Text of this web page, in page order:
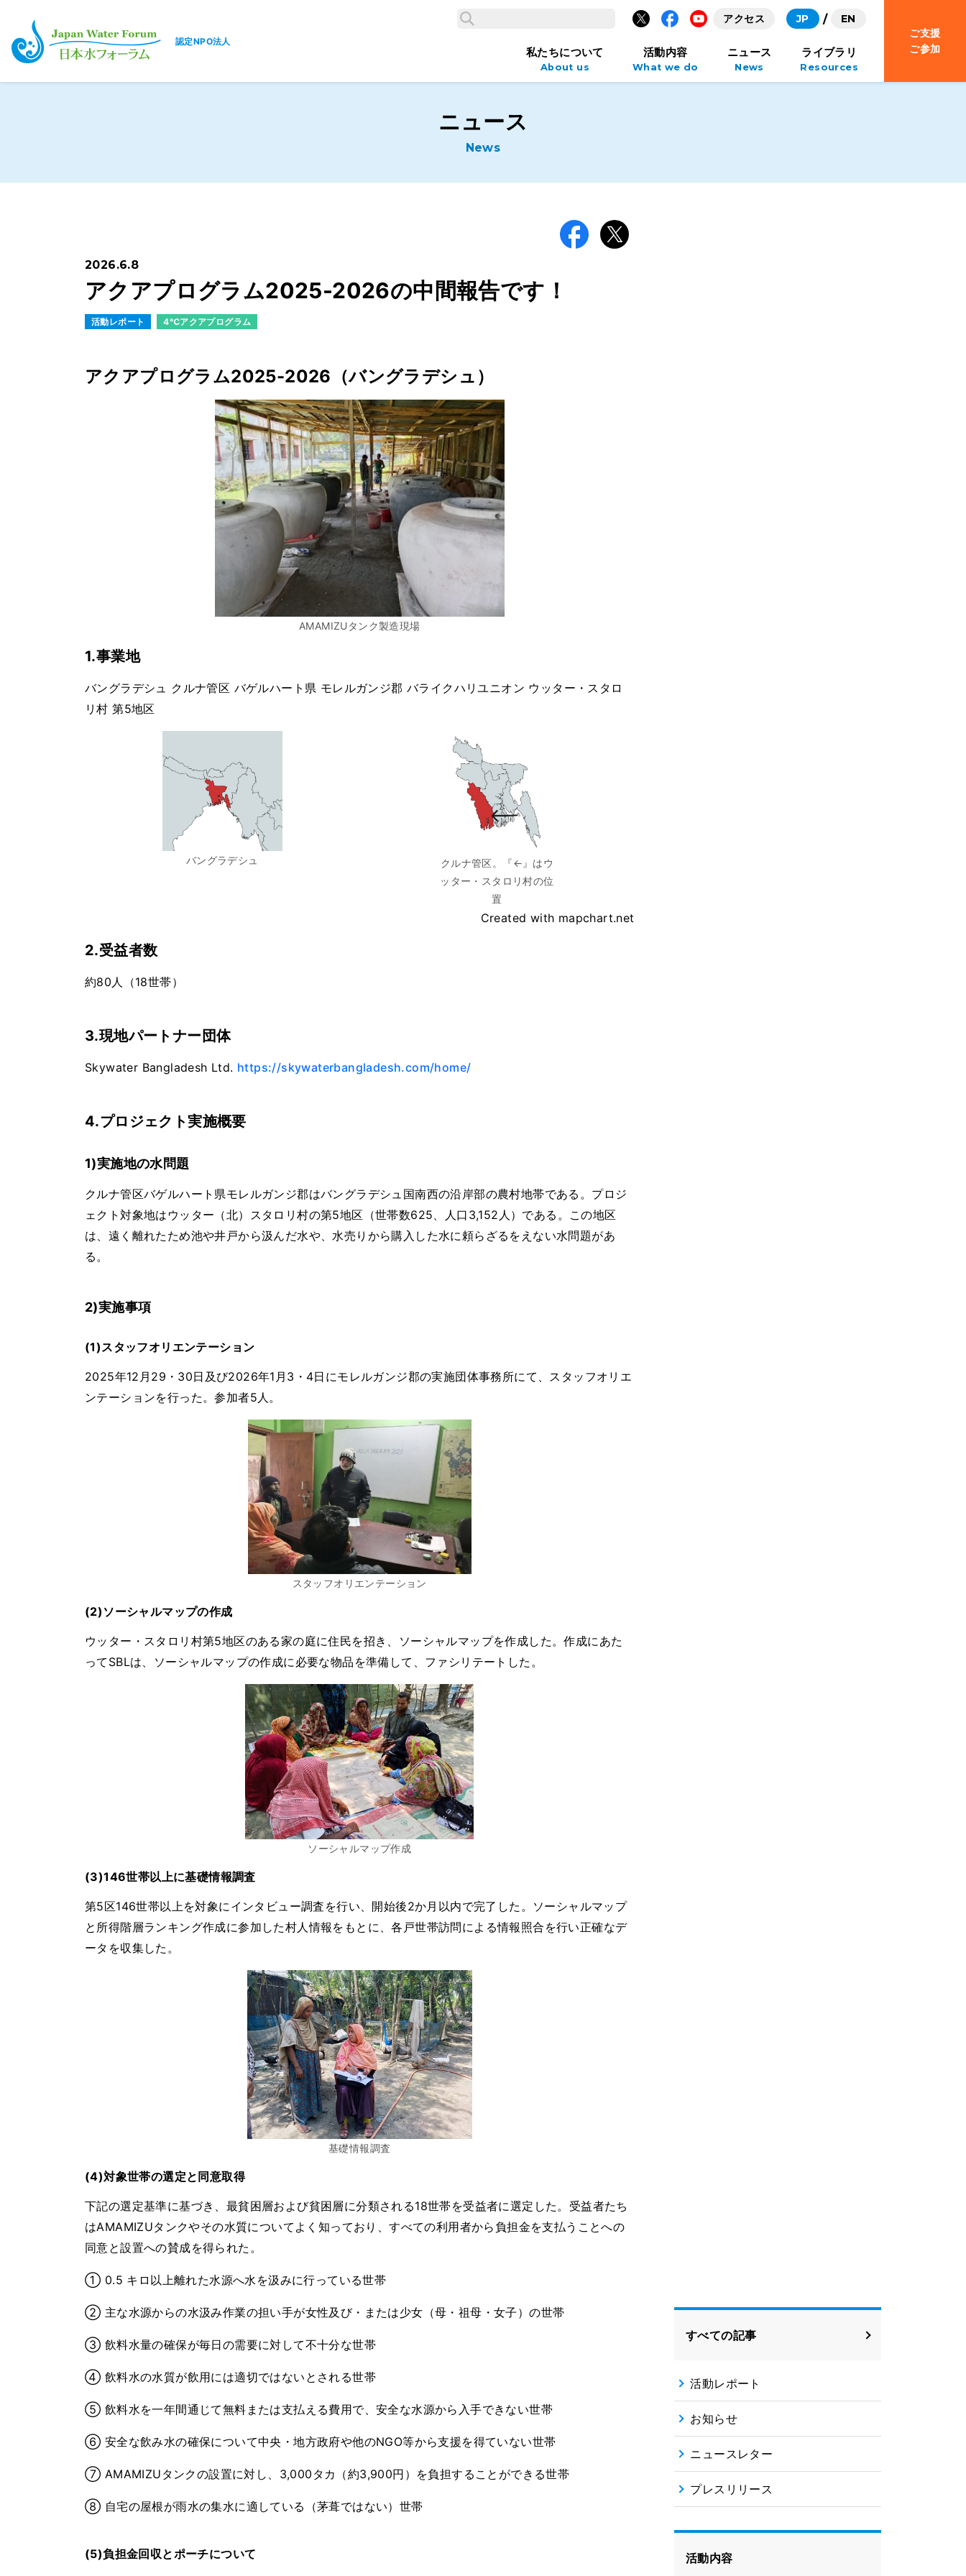
認定NPO法人
検索
アクセス EN
JP
私たちについて
About us
活動内容
What we do
ニュース
News
ライブラリ
Resources
ご支援
ご参加
ニュース
News
2026.6.8
アクアプログラム2025-2026の中間報告です！
活動レポート 4℃アクアプログラム
アクアプログラム2025-2026（バングラデシュ）
AMAMIZUタンク製造現場
1.事業地
バングラデシュ クルナ管区 バゲルハート県 モレルガンジ郡 バライクハリユニオン ウッター・スタロ
リ村 第5地区
バングラデシュ
クルナ管区。『←』はウ
ッター・スタロリ村の位
置
Created with mapchart.net
2.受益者数
約80人（18世帯）
3.現地パートナー団体
Skywater Bangladesh Ltd. https://skywaterbangladesh.com/home/
4.プロジェクト実施概要
1)実施地の水問題
クルナ管区バゲルハート県モレルガンジ郡はバングラデシュ国南西の沿岸部の農村地帯である。プロジ
ェクト対象地はウッター（北）スタロリ村の第5地区（世帯数625、人口3,152人）である。この地区
は、遠く離れたため池や井戸から汲んだ水や、水売りから購入した水に頼らざるをえない水問題があ
る。
2)実施事項
(1)スタッフオリエンテーション
2025年12月29・30日及び2026年1月3・4日にモレルガンジ郡の実施団体事務所にて、スタッフオリエ
ンテーションを行った。参加者5人。
スタッフオリエンテーション
(2)ソーシャルマップの作成
ウッター・スタロリ村第5地区のある家の庭に住民を招き、ソーシャルマップを作成した。作成にあた
ってSBLは、ソーシャルマップの作成に必要な物品を準備して、ファシリテートした。
ソーシャルマップ作成
(3)146世帯以上に基礎情報調査
第5区146世帯以上を対象にインタビュー調査を行い、開始後2か月以内で完了した。ソーシャルマップ
と所得階層ランキング作成に参加した村人情報をもとに、各戸世帯訪問による情報照合を行い正確なデ
ータを収集した。
基礎情報調査
(4)対象世帯の選定と同意取得
下記の選定基準に基づき、最貧困層および貧困層に分類される18世帯を受益者に選定した。受益者たち
はAMAMIZUタンクやその水質についてよく知っており、すべての利用者から負担金を支払うことへの
同意と設置への賛成を得られた。
① 0.5 キロ以上離れた水源へ水を汲みに行っている世帯
② 主な水源からの水汲み作業の担い手が女性及び・または少女（母・祖母・女子）の世帯
③ 飲料水量の確保が毎日の需要に対して不十分な世帯
④ 飲料水の水質が飲用には適切ではないとされる世帯
⑤ 飲料水を一年間通じて無料または支払える費用で、安全な水源から入手できない世帯
⑥ 安全な飲み水の確保について中央・地方政府や他のNGO等から支援を得ていない世帯
⑦ AMAMIZUタンクの設置に対し、3,000タカ（約3,900円）を負担することができる世帯
⑧ 自宅の屋根が雨水の集水に適している（茅葺ではない）世帯
(5)負担金回収とポーチについて
すべての記事
活動レポート
お知らせ
ニュースレター
プレスリリース
活動内容